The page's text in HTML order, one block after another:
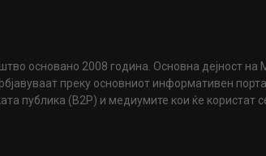
основано 2008 година. Основна дејност
преку основниот информативен
публика (B2P) и медиумите кои ќе користат